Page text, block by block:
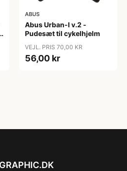
ABUS
Abus Urban-I v.2 -
Pudesæt til cykelhjelm
VEJL. PRIS 70,00 KR
56,00 kr